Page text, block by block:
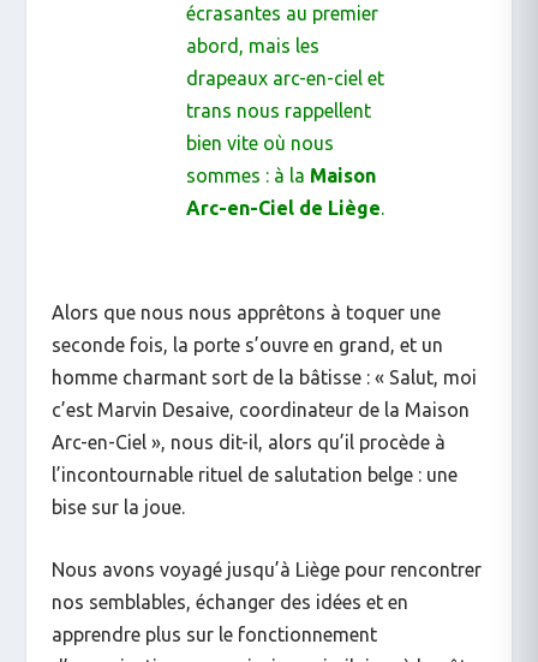
écrasantes au premier
abord, mais les
drapeaux arc-en-ciel et
trans nous rappellent
bien vite où nous
sommes : à la Maison
Arc-en-Ciel de Liège
Alors que nous nous apprêtons à toquer une
seconde fois, la porte s’ouvre en grand, et un
homme charmant sort de la bâtisse : « Salut, moi
c’est Marvin Desaive, coordinateur de la Maison
Arc-en-Ciel », nous dit-il, alors qu’il procède à
l’incontournable rituel de salutation belge : une
bise sur la joue.
Nous avons voyagé jusqu’à Liège pour rencontrer
nos semblables, échanger des idées et en
apprendre plus sur le fonctionnement